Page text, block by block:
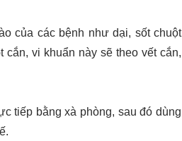
của các bệnh như dại, sốt chuột
vi khuẩn này sẽ theo vết cắn,
tiếp bằng xà phòng, sau đó dùng